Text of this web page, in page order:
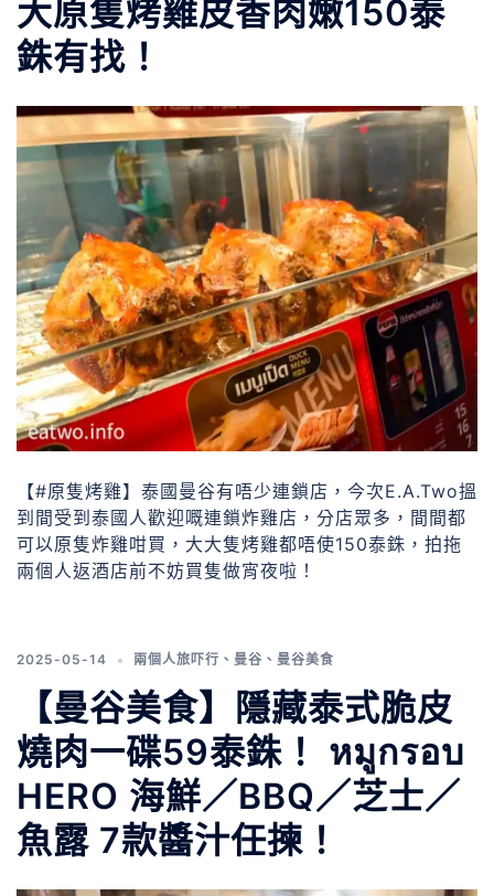
大原隻烤雞皮香肉嫩150泰
銖有找！
【#原隻烤雞】泰國曼谷有唔少連鎖店，今次E.A.Two搵
到間受到泰國人歡迎嘅連鎖炸雞店，分店眾多，間間都
可以原隻炸雞咁買，大大隻烤雞都唔使150泰銖，拍拖
兩個人返酒店前不妨買隻做宵夜啦！
2025-05-14 兩個人旅吓行 、 曼谷 、 曼谷美食
【曼谷美食】隱藏泰式脆皮
燒肉一碟59泰銖！ หมูกรอบ
HERO 海鮮／BBQ／芝士／
魚露 7款醬汁任揀！